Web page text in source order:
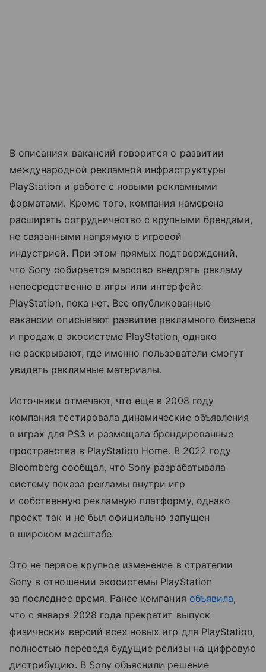
В описаниях вакансий говорится о развитии
международной рекламной инфраструктуры
PlayStation и работе с новыми рекламными
форматами. Кроме того, компания намерена
расширять сотрудничество с крупными брендами,
не связанными напрямую с игровой
индустрией. При этом прямых подтверждений,
что Sony собирается массово внедрять рекламу
непосредственно в игры или интерфейс
PlayStation, пока нет. Все опубликованные
вакансии описывают развитие рекламного бизнеса
и продаж в экосистеме PlayStation, однако
не раскрывают, где именно пользователи смогут
увидеть рекламные материалы.
Источники отмечают, что еще в 2008 году
компания тестировала динамические объявления
в играх для PS3 и размещала брендированные
пространства в PlayStation Home. В 2022 году
Bloomberg сообщал, что Sony разрабатывала
систему показа рекламы внутри игр
и собственную рекламную платформу, однако
проект так и не был официально запущен
в широком масштабе.
Это не первое крупное изменение в стратегии
Sony в отношении экосистемы PlayStation
за последнее время. Ранее компания объявила,
что с января 2028 года прекратит выпуск
физических версий всех новых игр для PlayStation,
полностью переведя будущие релизы на цифровую
дистрибуцию. В Sony объяснили решение